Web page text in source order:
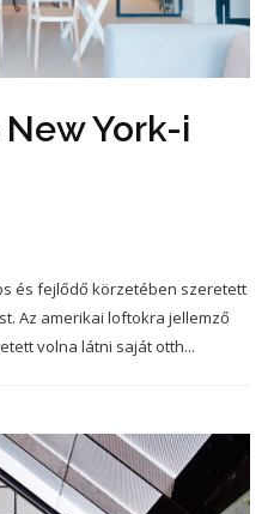
York-i
és fejlődő körzetében szeretett
Az amerikai loftokra jellemző
volna látni saját otth...